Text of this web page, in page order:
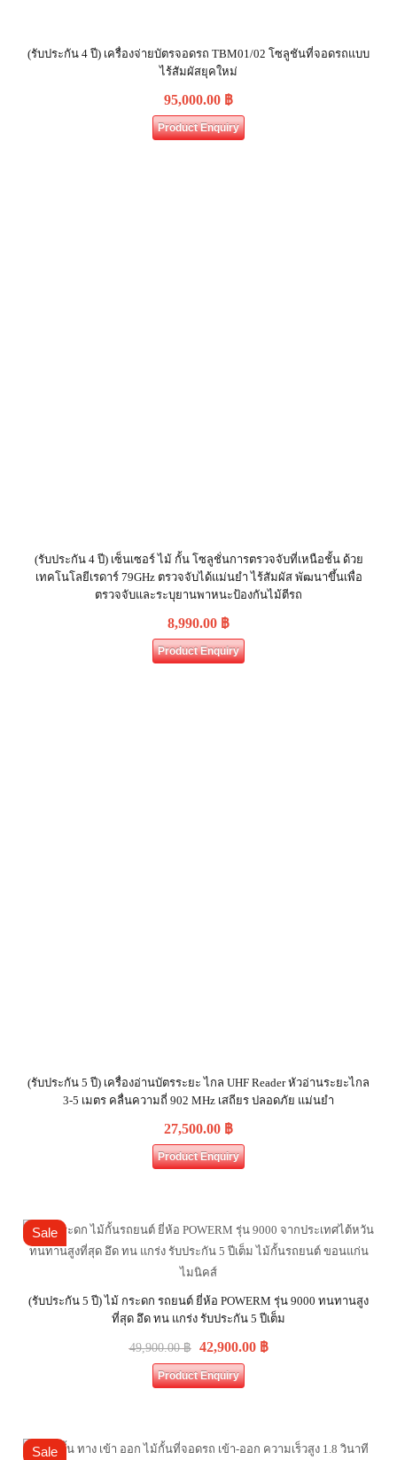
(รับประกัน 4 ปี) เครื่องจ่ายบัตรจอดรถ TBM01/02 โซลูชันที่จอดรถแบบ
ไร้สัมผัสยุคใหม่
95,000.00 ฿
Product Enquiry
(รับประกัน 4 ปี) เซ็นเซอร์ ไม้ กั้น โซลูชั่นการตรวจจับที่เหนือชั้น ด้วย
เทคโนโลยีเรดาร์ 79GHz ตรวจจับได้แม่นยำ ไร้สัมผัส พัฒนาขึ้นเพื่อ
ตรวจจับและระบุยานพาหนะป้องกันไม้ตีรถ
8,990.00 ฿
Product Enquiry
(รับประกัน 5 ปี) เครื่องอ่านบัตรระยะ ไกล UHF Reader หัวอ่านระยะไกล
3-5 เมตร คลื่นความถี่ 902 MHz เสถียร ปลอดภัย แม่นยำ
27,500.00 ฿
Product Enquiry
Sale
(รับประกัน 5 ปี) ไม้ กระดก รถยนต์ ยี่ห้อ POWERM รุ่น 9000 ทนทานสูง
ที่สุด อึด ทน แกร่ง รับประกัน 5 ปีเต็ม
49,900.00฿ 42,900.00 ฿
Product Enquiry
Sale